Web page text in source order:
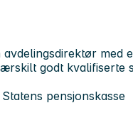
med
godt kvalifiserte
pensjonskasse